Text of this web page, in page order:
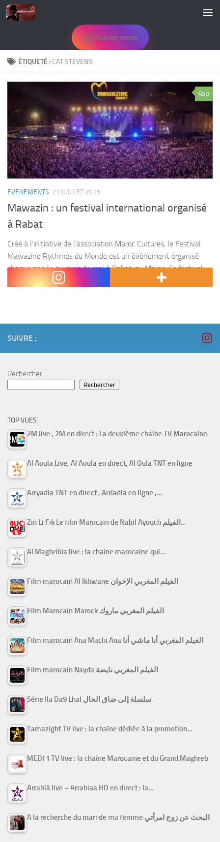
Skip to content
Suivez-nous
ÉTIQUETÉ : CAT STEVENS
0
EVENEMENTS 23 JUILLET 2015
Mawazin : un festival international organisé
à Rabat
Créé à l’initiative de l’association Maroc Cultures, le Festival
Mawazine Rythmes du Monde est un événement organisé
chaque année au mois de mai à Rabat, au Maroc. Ce festival
s’inscrit dans une démarche d’ouverture...
SUIVRE :
Rechercher
Rechercher
TOP VUES
2M live , 2M en direct : La deuxième chaine TV Marocaine
Al Aoula Live, Al Aoula en direct, Al Oula TNT en ligne
Arryadia TNT en direct , Arriadia en ligne ,…
Zin Li Fik Le film Marocain de Nabil Ayouch الفيلم…
Al Maghribia live : la chaîne marocaine qui…
Film marocain Al Ikhwane الفيلم المغربي الإخوان
Film Marocain Marock الفيلم المغربي ماروك
Film marocain Ana Machi Ana الفيلم المغربي أنا ماشي أنا
Film marocain Nayda الفيلم المغربي نايضة
Série Ila Da9 Lhal سلسلة إلى ضاق الحال
Tamazight TV live : la chaîne dédiée à la promotion…
MEDI 1 TV live : la chaîne Marocaine et du Grand Maghreb
Arrabiâ live – Arrabiaa HD en direct : la…
A la recherche du mari de ma femme البحث عن زوج امرأتي